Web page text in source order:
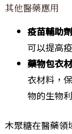
其他醫藥應用
疫苗輔助劑
可以提高
藥物包衣
衣材料，
物的生物
木聚糖在醫藥領